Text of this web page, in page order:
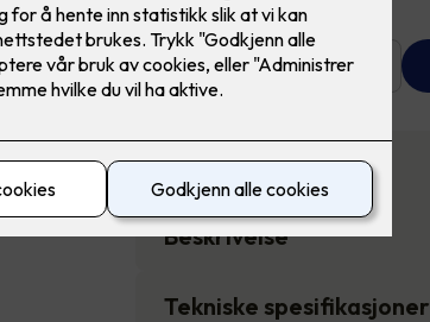
Antall -
Pakkens innhold
Beskrivelse
Tekniske spesifikasjoner